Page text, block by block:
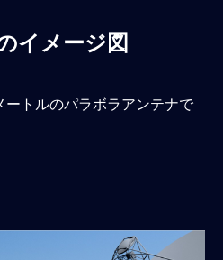
イメージ図
トルのパラボラアンテナで